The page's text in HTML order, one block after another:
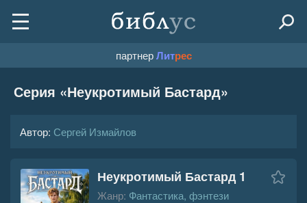
партнерЛитрес
Серия «Неукротимый Бастард»
Автор: Сергей Измайлов
Неукротимый Бастард 1
Жанр: Фантастика, фэнтези